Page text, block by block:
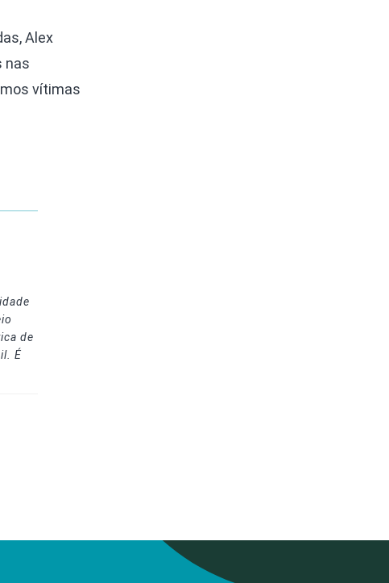
Alex
nas
vítimas
de
É